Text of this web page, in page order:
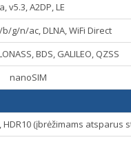
v5.3, A2DP, LE
b/g/n/ac, DLNA, WiFi Direct
BDS, GALILEO, QZSS
nanoSIM
HDR10 (įbrėžimams atsparus